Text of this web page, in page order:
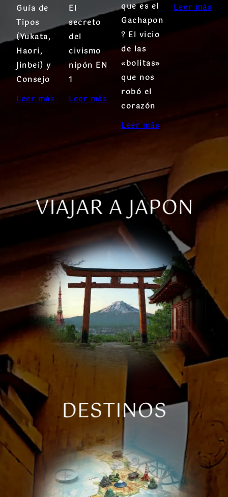
Guía de
Tipos
(Yukata,
Haori,
Jinbei) y
Consejo
Leer más
El
secreto
del
civismo
nipón EN
1
Leer más
que es el
Gachapon
? El vicio
de las
«bolitas»
que nos
robó el
corazón
Leer más
Leer más